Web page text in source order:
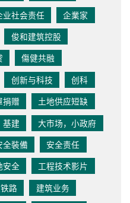
业社会责任
企業家
俊和建筑控股
傷健共融
创新与科技
创科
捐赠
土地供应短缺
基建
大市场，小政府
全裝備
安全责任
安全
工程技术影片
路
建筑业务